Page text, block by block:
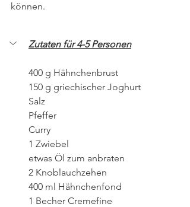
können.
Zutaten für 4-5 Personen
400 g Hähnchenbrust
150 g griechischer Joghurt
Salz
Pfeffer
Curry
1 Zwiebel
etwas Öl zum anbraten
2 Knoblauchzehen
400 ml Hähnchenfond
1 Becher Cremefine